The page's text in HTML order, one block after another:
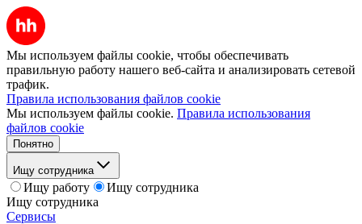
Мы используем файлы cookie, чтобы обеспечивать
правильную работу нашего веб-сайта и анализировать сетевой
трафик.
Правила использования файлов cookie
Мы используем файлы cookie. Правила использования
файлов cookie
Понятно
Ищу сотрудника
Ищу работу
Ищу сотрудника
Ищу сотрудника
Сервисы